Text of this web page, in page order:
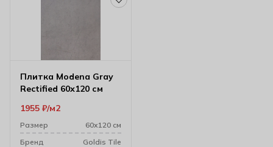
Плитка Modena Gray
Rectified 60х120 см
1955 ₽ м2
Размер
60х120 см
Бренд
Goldis Tile